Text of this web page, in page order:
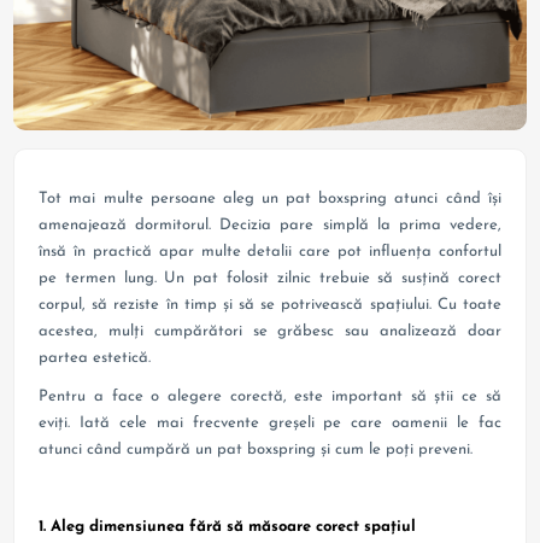
Tot mai multe persoane aleg un pat boxspring atunci când își
amenajează dormitorul. Decizia pare simplă la prima vedere,
însă în practică apar multe detalii care pot influența confortul
pe termen lung. Un pat folosit zilnic trebuie să susțină corect
corpul, să reziste în timp și să se potrivească spațiului. Cu toate
acestea, mulți cumpărători se grăbesc sau analizează doar
partea estetică.
Pentru a face o alegere corectă, este important să știi ce să
eviți. Iată cele mai frecvente greșeli pe care oamenii le fac
atunci când cumpără un pat boxspring și cum le poți preveni.
1. Aleg dimensiunea fără să măsoare corect spațiul